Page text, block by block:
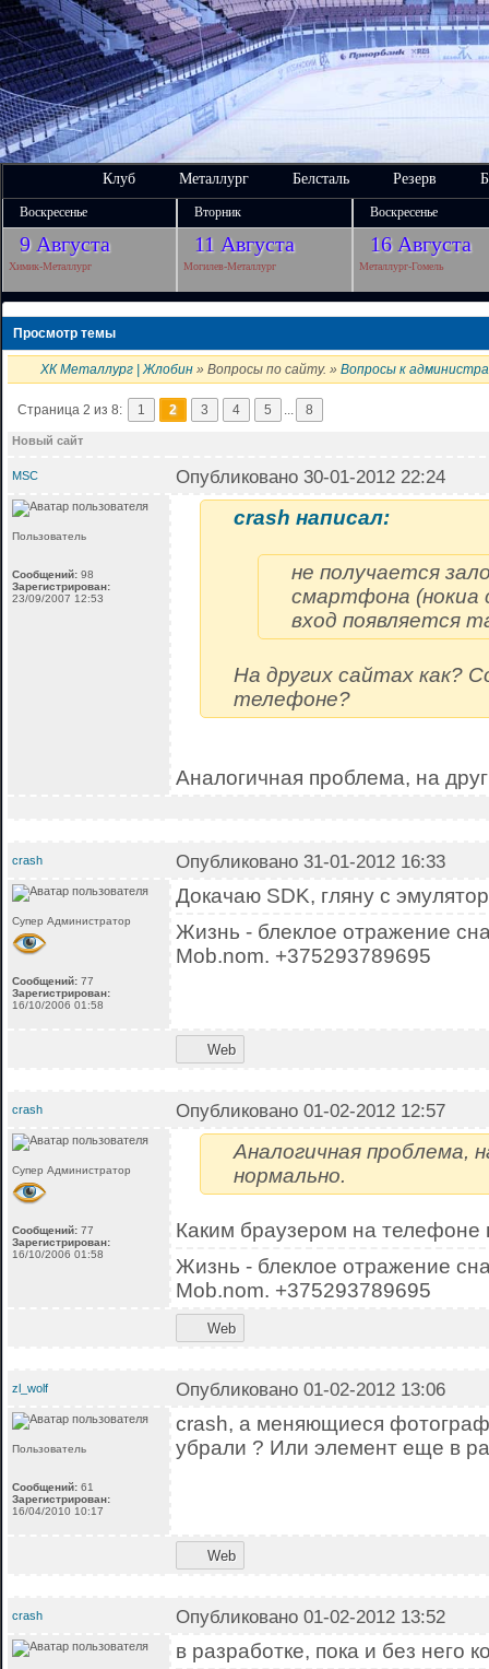
Клуб Металлург Белсталь Резерв
Воскресенье Вторник Воскресенье
9 Августа 11 Августа 16 Августа
Химик-Металлург Могилев-Металлург Металлург-Гомель
Просмотр темы
ХК Металлург | Жлобин » Вопросы по сайту. » Вопросы к
Страница 2 из 8: 1 2 3 4 5 ... 8
Новый сайт
MSC Опубликовано 30-01-2012 22:24
Пользователь
Сообщений: 98
Зарегистрирован:
23/09/2007 12:53
crash написал:
не получается
смартфона (нокиа
вход появляется
На других сайтах как?
телефоне?
Аналогичная проблема, на
crash Опубликовано 31-01-2012 16:33
Супер Администратор
Сообщений: 77
Зарегистрирован:
16/10/2006 01:58
Докачаю SDK, гляну с
Жизнь - блеклое отражение
Mob.nom. +375293789695
Web
crash Опубликовано 01-02-2012 12:57
Супер Администратор
Сообщений: 77
Зарегистрирован:
16/10/2006 01:58
Аналогичная проблема,
нормально.
Каким браузером на телефоне
Жизнь - блеклое отражение
Mob.nom. +375293789695
Web
zl_wolf Опубликовано 01-02-2012 13:06
Пользователь
Сообщений: 61
Зарегистрирован:
16/04/2010 10:17
crash, а меняющиеся
убрали ? Или элемент еще в
Web
crash Опубликовано 01-02-2012 13:52
в разработке, пока и без него